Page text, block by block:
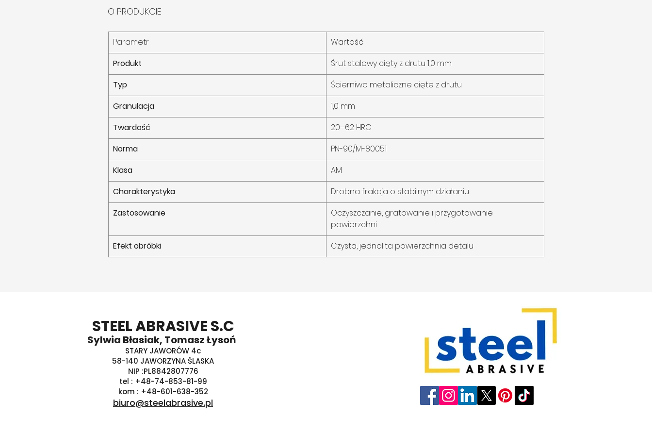
O PRODUKCIE
Parametr
Wartość
Produkt
Śrut stalowy cięty z drutu 1,0 mm
Typ
Ścierniwo metaliczne cięte z drutu
Granulacja
1,0 mm
Twardość
20–62 HRC
Norma
PN-90/M-80051
Klasa
AM
Charakterystyka
Drobna frakcja o stabilnym działaniu
Zastosowanie
Oczyszczanie, gratowanie i przygotowanie
powierzchni
Efekt obróbki
Czysta, jednolita powierzchnia detalu
STEEL ABRASIVE S.C
Sylwia Błasiak, Tomasz Łysoń
STARY JAWORÓW 4c
58-140 JAWORZYNA ŚLASKA
NIP :PL8842807776
tel : +48-74-853-81-99
kom : +48-601-638-352
biuro@steelabrasive.pl